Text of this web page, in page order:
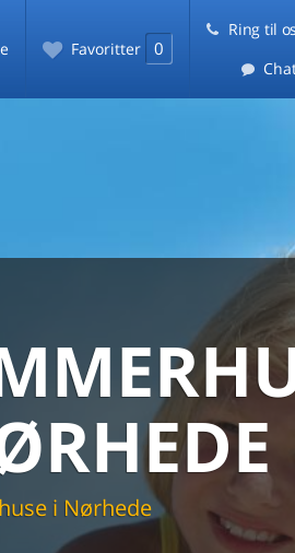
Favoritter 0
Ring til
i Nørhede
dit sommerhus til
sommerhuse samlet